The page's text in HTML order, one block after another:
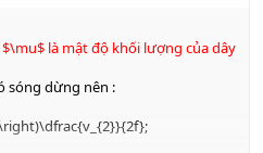
là mật độ khối lượng của dây
sóng dừng nên :